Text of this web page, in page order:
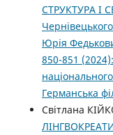
СТРУКТУРА І
Юрія
850-851
Германська
Світлана